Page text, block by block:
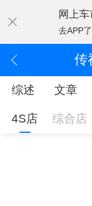
网上车
去APP
传
综述 文章
4S店 综合店